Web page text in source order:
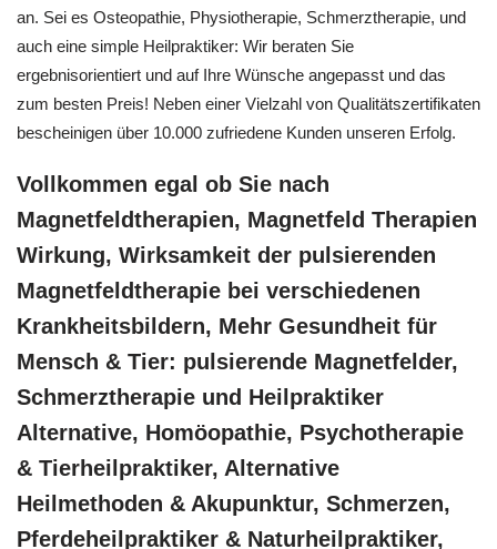
an. Sei es Osteopathie, Physiotherapie, Schmerztherapie, und
auch eine simple Heilpraktiker: Wir beraten Sie
ergebnisorientiert und auf Ihre Wünsche angepasst und das
zum besten Preis! Neben einer Vielzahl von Qualitätszertifikaten
bescheinigen über 10.000 zufriedene Kunden unseren Erfolg.
Vollkommen egal ob Sie nach
Magnetfeldtherapien, Magnetfeld Therapien
Wirkung, Wirksamkeit der pulsierenden
Magnetfeldtherapie bei verschiedenen
Krankheitsbildern, Mehr Gesundheit für
Mensch & Tier: pulsierende Magnetfelder,
Schmerztherapie und Heilpraktiker
Alternative, ‎Homöopathie, ‎Psychotherapie
& ‎Tierheilpraktiker, Alternative
Heilmethoden & Akupunktur, Schmerzen,
Pferdeheilpraktiker & Naturheilpraktiker,